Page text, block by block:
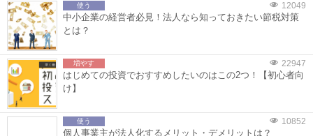
使う 12049
中小企業の経営者必見！法人なら知っておきたい節税対策
とは？
増やす 22947
はじめての投資でおすすめしたいのはこの2つ！【初心者向
け】
使う 10852
個人事業主が法人化するメリット・デメリットは？